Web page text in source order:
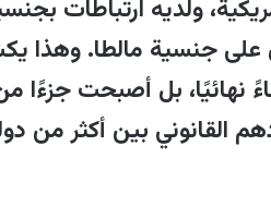
ولديه ارتباطات
على جنسية مالطا.
نهائيًا، بل أصبحت
القانوني بين أكثر من